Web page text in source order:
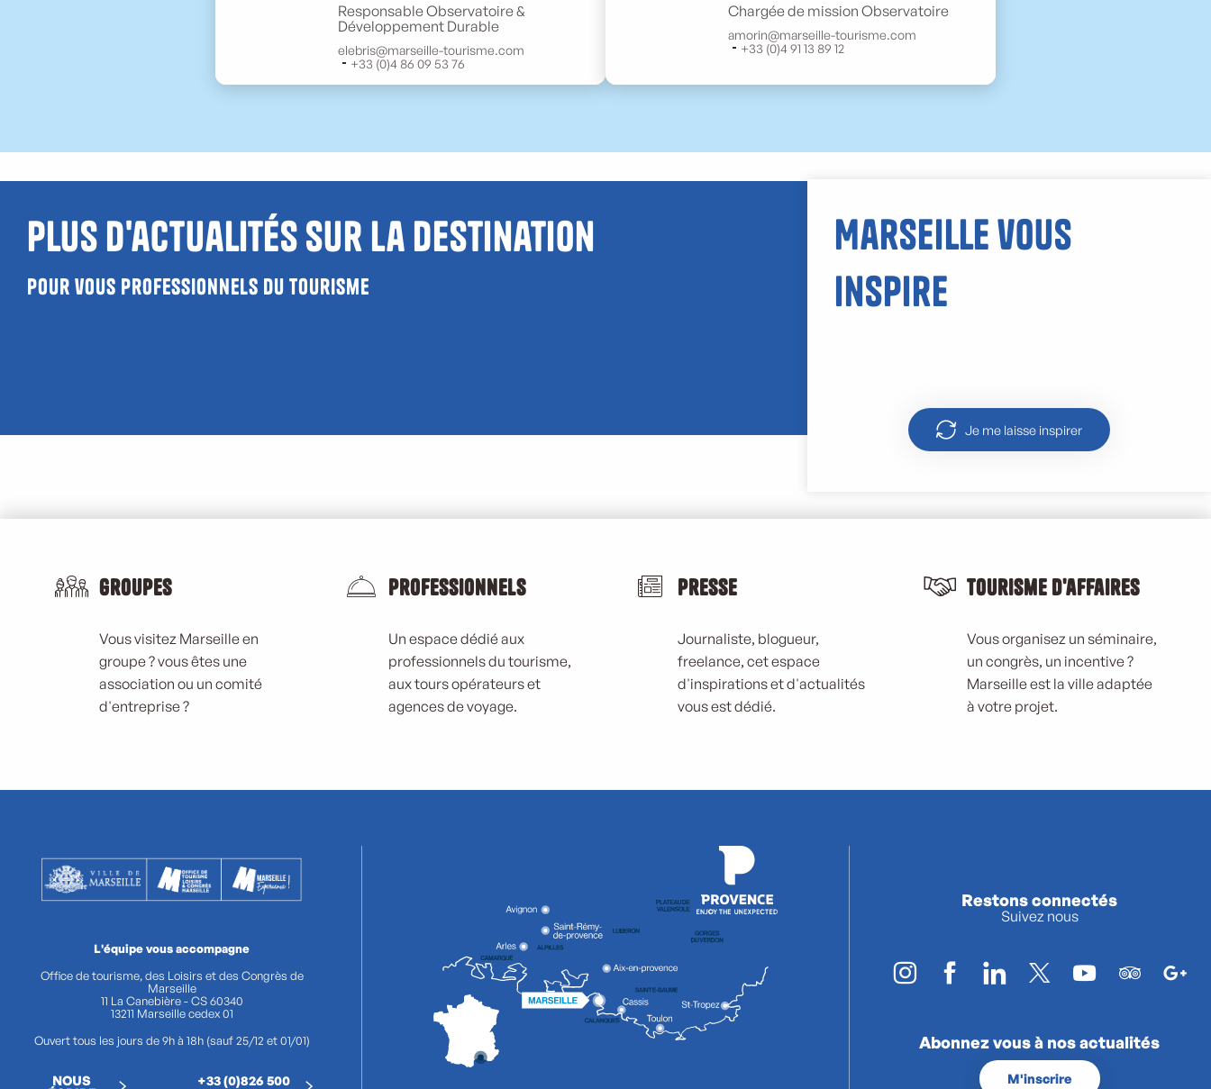
Responsable Observatoire &
Développement Durable
elebris@marseille-tourisme.com
+33 (0)4 86 09 53 76
Chargée de mission Observatoire
amorin@marseille-tourisme.com
+33 (0)4 91 13 89 12
Plus d'actualités sur la destination
Pour vous professionnels du tourisme
Bilan
Marseille vous
inspire
Je me laisse inspirer
Groupes
Vous visitez Marseille en
groupe ? vous êtes une
association ou un comité
d'entreprise ?
Professionnels
Un espace dédié aux
professionnels du tourisme,
aux tours opérateurs et
agences de voyage.
Presse
Journaliste, blogueur,
freelance, cet espace
d'inspirations et d'actualités
vous est dédié.
Tourisme d'affaires
Vous organisez un séminaire,
un congrès, un incentive ?
Marseille est la ville adaptée
à votre projet.
L'équipe vous accompagne
Office de tourisme, des Loisirs et des Congrès de
Marseille
11 La Canebière - CS 60340
13211 Marseille cedex 01
Ouvert tous les jours de 9h à 18h (sauf 25/12 et 01/01)
NOUS +33 (0)826 500
Restons connectés
Suivez nous
Abonnez vous à nos actualités
M'inscrire